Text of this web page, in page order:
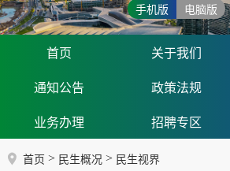
手机版 电脑版
首页 关于我们
通知公告 政策法规
业务办理 招聘专区
首页 > 民生概况 > 民生视界